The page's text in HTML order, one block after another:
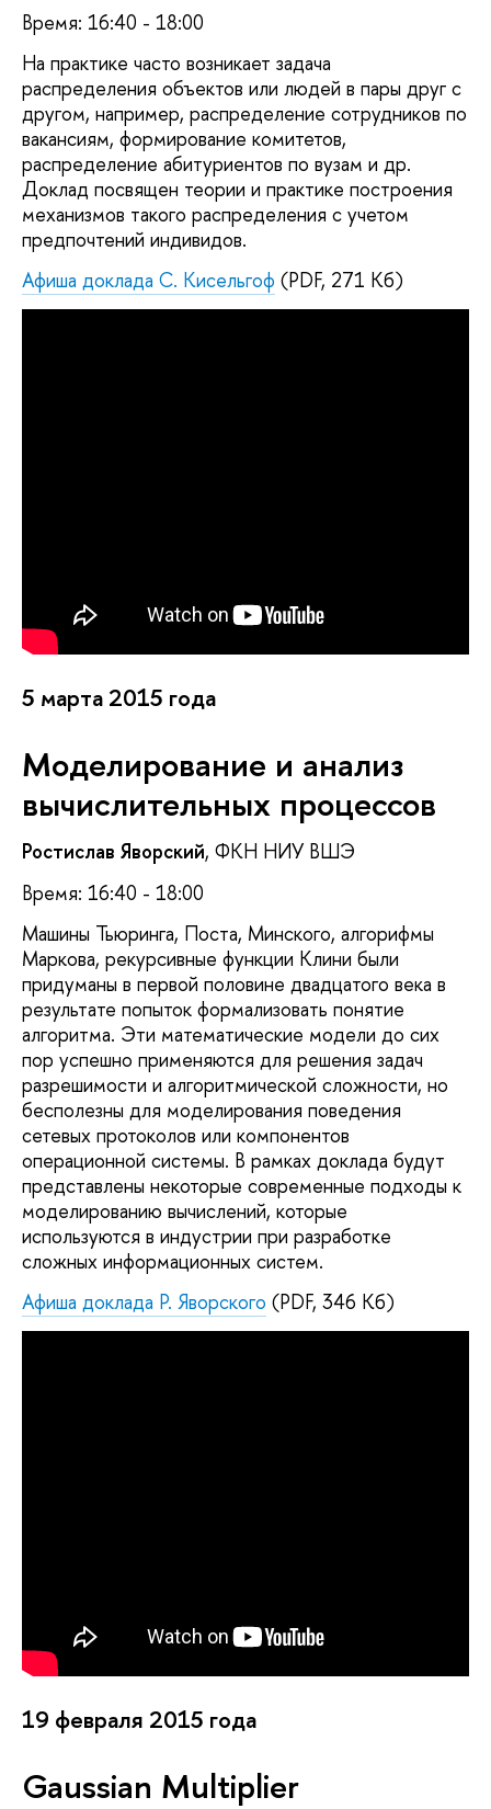
Время: 16:40 - 18:00
На практике часто возникает задача
распределения объектов или людей в пары друг с
другом, например, распределение сотрудников по
вакансиям, формирование комитетов,
распределение абитуриентов по вузам и др.
Доклад посвящен теории и практике построения
механизмов такого распределения с учетом
предпочтений индивидов.
Афиша доклада С. Кисельгоф (PDF, 271 Кб)
5 марта 2015 года
Моделирование и анализ
вычислительных процессов
Ростислав Яворский, ФКН НИУ ВШЭ
Время: 16:40 - 18:00
Машины Тьюринга, Поста, Минского, алгорифмы
Маркова, рекурсивные функции Клини были
придуманы в первой половине двадцатого века в
результате попыток формализовать понятие
алгоритма. Эти математические модели до сих
пор успешно применяются для решения задач
разрешимости и алгоритмической сложности, но
бесполезны для моделирования поведения
сетевых протоколов или компонентов
операционной системы. В рамках доклада будут
представлены некоторые современные подходы к
моделированию вычислений, которые
используются в индустрии при разработке
сложных информационных систем.
Афиша доклада Р. Яворского (PDF, 346 Кб)
19 февраля 2015 года
Gaussian Multiplier